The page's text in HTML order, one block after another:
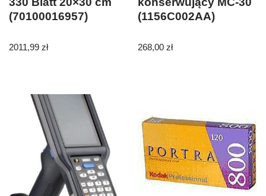
(70100016957)
2011,99 zł
(1156C002AA)
268,00zł